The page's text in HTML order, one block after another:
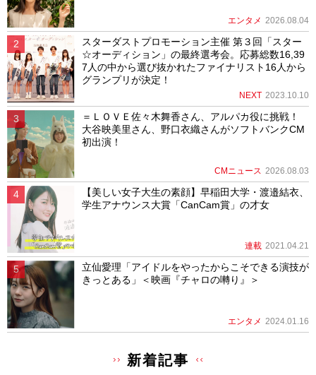
エンタメ 2026.08.04
スターダストプロモーション主催 第３回「スター
☆オーディション」の最終選考会。応募総数16,39
7人の中から選び抜かれたファイナリスト16人から
グランプリが決定！
NEXT 2023.10.10
＝ＬＯＶＥ佐々木舞香さん、アルパカ役に挑戦！
大谷映美里さん、野口衣織さんがソフトバンクCM
初出演！
CMニュース 2026.08.03
【美しい女子大生の素顔】早稲田大学・渡邉結衣、
学生アナウンス大賞「CanCam賞」の才女
連載 2021.04.21
立仙愛理「アイドルをやったからこそできる演技が
きっとある」＜映画『チャロの囀り』＞
エンタメ 2024.01.16
新着記事